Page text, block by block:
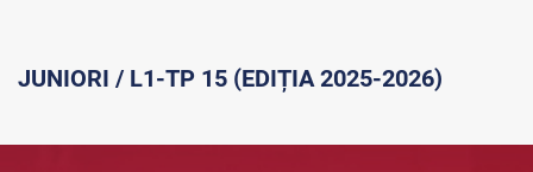
JUNIORI / L1-TP 15 (EDIȚIA 2025-2026)